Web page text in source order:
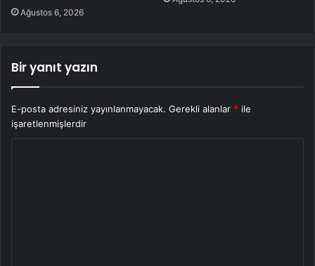
Ağustos 6, 2026
Bir yanıt yazın
E-posta adresiniz yayınlanmayacak. Gerekli alanlar * ile
işaretlenmişlerdir